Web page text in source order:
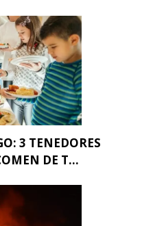
3 TENEDORES
DE T...